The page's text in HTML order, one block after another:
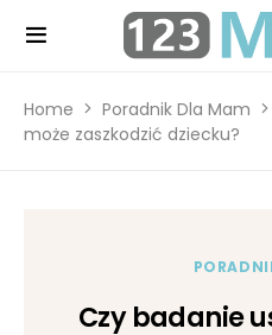
Home Poradnik Dla Mam
może zaszkodzić dziecku?
Czy badanie